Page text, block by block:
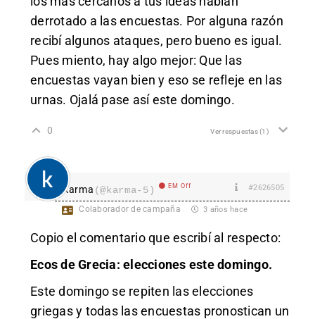
derrotado a las encuestas. Por alguna razón
recibí algunos ataques, pero bueno es igual.
Pues miento, hay algo mejor: Que las
encuestas vayan bien y eso se refleje en las
urnas. Ojalá pase así este domingo.
0 Ver respuestas(1)
karma (@karma-5) EM Off #2626505
Colaborador de campaña 3 años hace
Copio el comentario que escribí al respecto:
Ecos de Grecia: elecciones este domingo.
Este domingo se repiten las elecciones
griegas y todas las encuestas pronostican un